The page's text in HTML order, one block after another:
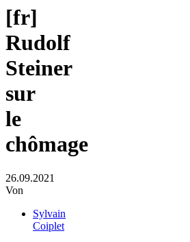
[fr]
Rudolf
Steiner
sur
le
chômage
26.09.2021
Von
Sylvain
Coiplet